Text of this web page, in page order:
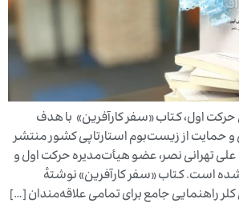
اول، کتاب «سفر کارآفرین» با هدف
و حمایت از زیست‌بوم استارتاپی کشور منتشر
تهرانی نصر، عضو هیأت‌مدیره حرکت اول و
است. کتاب «سفر کارآفرین» نوشتهٔ
راهنمایی جامع برای تمامی علاقه‌مندان […]